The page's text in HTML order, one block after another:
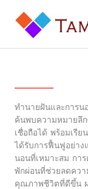
content
ทำนายฝันและการ
ค้นพบความหมายลึก
เชื่อถือได้ พร้อมเรี
ได้รับการฟื้นฟูอย่าง
นอนที่เหมาะสม กา
พักผ่อนที่ช่วยลดคว
คุณภาพชีวิตที่ดีขึ้น ผ่